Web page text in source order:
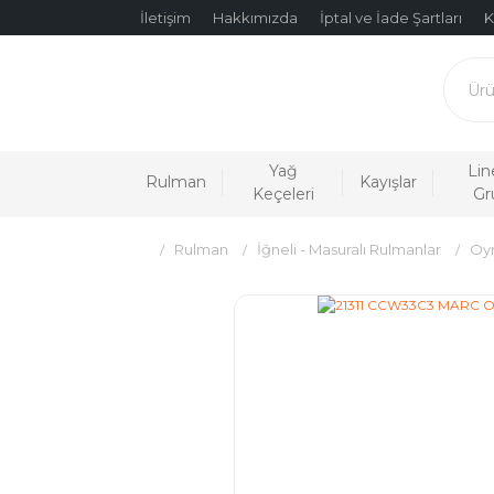
İletişim Hakkımızda İptal ve İade Şartları
Rulman
Yağ
Keçeleri
Kayışlar
Rulman İğneli - Masuralı Rulmanlar